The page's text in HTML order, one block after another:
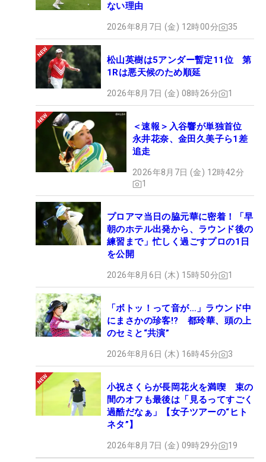
ない理由
2026年8月7日 (金) 12時00分 35
松山英樹は5アンダー暫定11位 第
1Rは悪天候のため順延
2026年8月7日 (金) 08時26分 1
＜速報＞入谷響が単独首位
永井花奈、金田久美子ら1差
追走
2026年8月7日 (金) 12時42分
1
プロアマ当日の脇元華に密着！「早
朝のホテル出発から、ラウンド後の
練習まで」忙しく過ごすプロの1日
を公開
2026年8月6日 (木) 15時50分 1
「ボトッ！って音が…」ラウンド中
にまさかの珍客!? 都玲華、頭の上
のセミと“共演”
2026年8月6日 (木) 16時45分 3
小祝さくらが長岡花火を満喫 束の
間のオフも最後は「見るってすごく
過酷だなぁ」【女子ツアーの“ヒト
ネタ”】
2026年8月7日 (金) 09時29分 19